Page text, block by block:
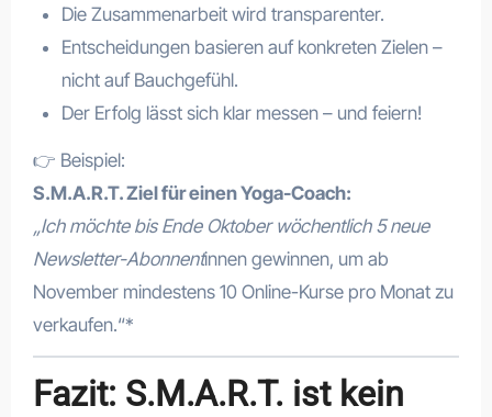
Die Zusammenarbeit wird transparenter.
Entscheidungen basieren auf konkreten Zielen –
nicht auf Bauchgefühl.
Der Erfolg lässt sich klar messen – und feiern!
👉 Beispiel:
S.M.A.R.T. Ziel für einen Yoga-Coach:
„Ich möchte bis Ende Oktober wöchentlich 5 neue
Newsletter-Abonnentinnen gewinnen, um ab
November mindestens 10 Online-Kurse pro Monat zu
verkaufen.“*
Fazit: S.M.A.R.T. ist kein